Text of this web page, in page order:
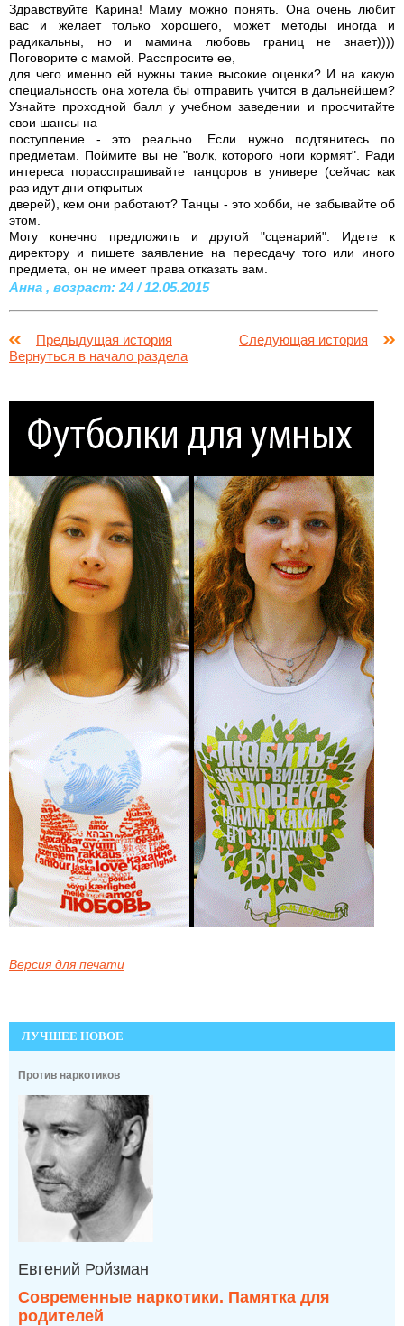
Здравствуйте Карина! Маму можно понять. Она очень любит
вас и желает только хорошего, может методы иногда и
радикальны, но и мамина любовь границ не знает))))
Поговорите с мамой. Расспросите ее,
для чего именно ей нужны такие высокие оценки? И на какую
специальность она хотела бы отправить учится в дальнейшем?
Узнайте проходной балл у учебном заведении и просчитайте
свои шансы на
поступление - это реально. Если нужно подтянитесь по
предметам. Поймите вы не "волк, которого ноги кормят". Ради
интереса порасспрашивайте танцоров в универе (сейчас как
раз идут дни открытых
дверей), кем они работают? Танцы - это хобби, не забывайте об
этом.
Могу конечно предложить и другой "сценарий". Идете к
директору и пишете заявление на пересдачу того или иного
предмета, он не имеет права отказать вам.
Анна , возраст: 24 / 12.05.2015
Предыдущая история
Следующая история
Вернуться в начало раздела
Версия для печати
ЛУЧШЕЕ НОВОЕ
Против наркотиков
Евгений Ройзман
Современные наркотики. Памятка для
родителей